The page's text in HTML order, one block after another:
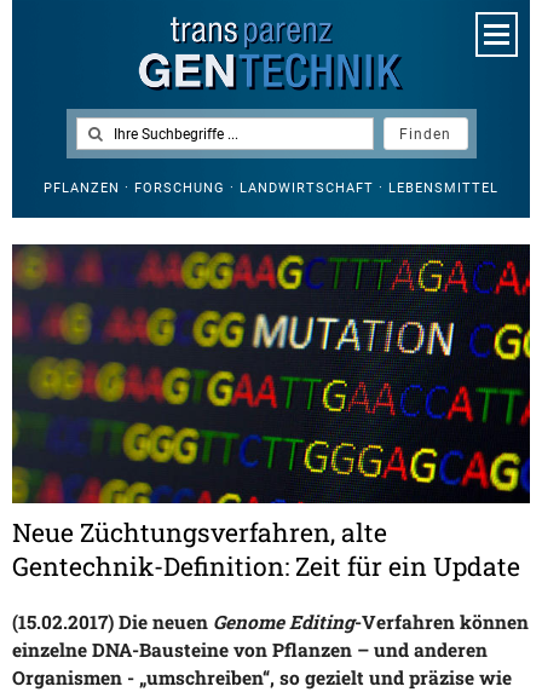
PFLANZEN · FORSCHUNG · LANDWIRTSCHAFT · LEBENSMITTEL
Neue Züchtungsverfahren, alte
Gentechnik-Definition: Zeit für ein Update
(15.02.2017) Die neuen Genome Editing-Verfahren können
einzelne DNA-Bausteine von Pflanzen – und anderen
Organismen - „umschreiben“, so gezielt und präzise wie